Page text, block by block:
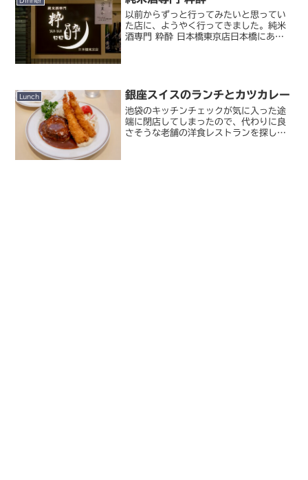
以前からずっと行ってみたいと思ってい
た店に、ようやく行ってきました。純米
酒専門 粋酔 日本橋東京店日本橋にあ
Lunch 銀座スイスのランチとカツカレー
池袋のキッチンチェックが気に入った途
端に閉店してしまったので、代わりに良
さそうな老舗の洋食レストランを探して